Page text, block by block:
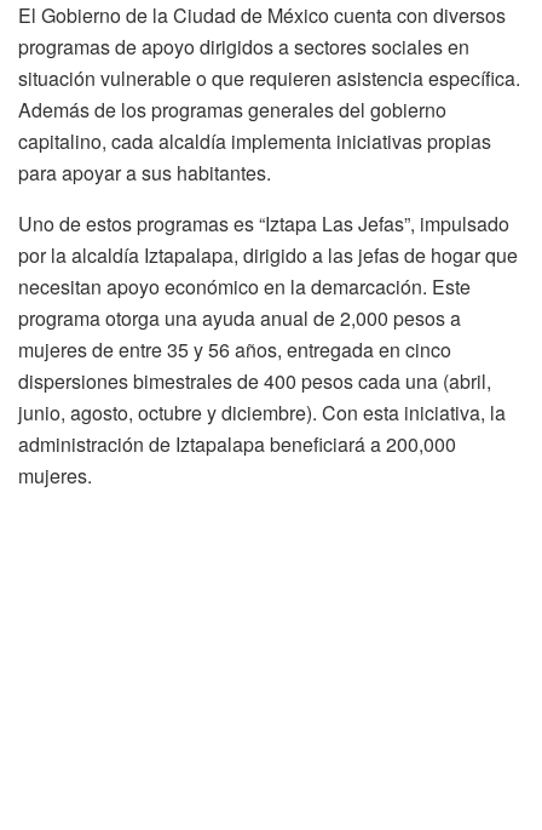
El Gobierno de la Ciudad de México cuenta con diversos
programas de apoyo dirigidos a sectores sociales en
situación vulnerable o que requieren asistencia específica.
Además de los programas generales del gobierno
capitalino, cada alcaldía implementa iniciativas propias
para apoyar a sus habitantes.
Uno de estos programas es “Iztapa Las Jefas”, impulsado
por la alcaldía Iztapalapa, dirigido a las jefas de hogar que
necesitan apoyo económico en la demarcación. Este
programa otorga una ayuda anual de 2,000 pesos a
mujeres de entre 35 y 56 años, entregada en cinco
dispersiones bimestrales de 400 pesos cada una (abril,
junio, agosto, octubre y diciembre). Con esta iniciativa, la
administración de Iztapalapa beneficiará a 200,000
mujeres.